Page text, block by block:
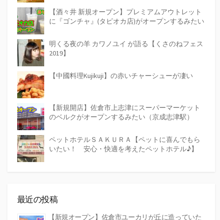
【酒々井 新規オープン】プレミアムアウトレット
に『ゴンチャ』(タピオカ店)がオープンするみたい
明くる夜の羊 カワノユイ が語る【くさのねフェス
2019】
【中國料理Kujikuji】の赤いチャーシューが凄い
【新規開店】佐倉市上志津にスーパーマーケット
のベルクがオープンするみたい（京成志津駅）
ペットホテルＳＡＫＵＲＡ【ペットに喜んでもら
いたい！ 安心・快適を考えたペットホテル♪】
最近の投稿
【新規オープン】佐倉市ユーカリが丘に造っていた